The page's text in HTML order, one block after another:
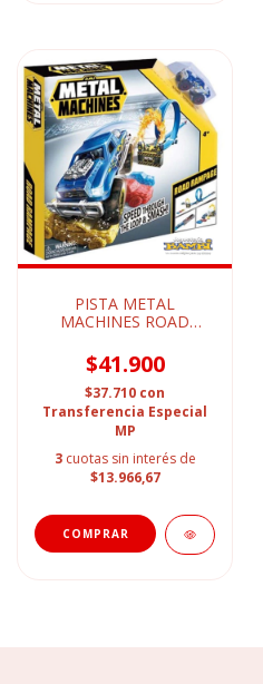
PISTA METAL
MACHINES ROAD
$41.900
$37.710 con
Transferencia Especial
MP
3 cuotas sin interés de
$13.966,67